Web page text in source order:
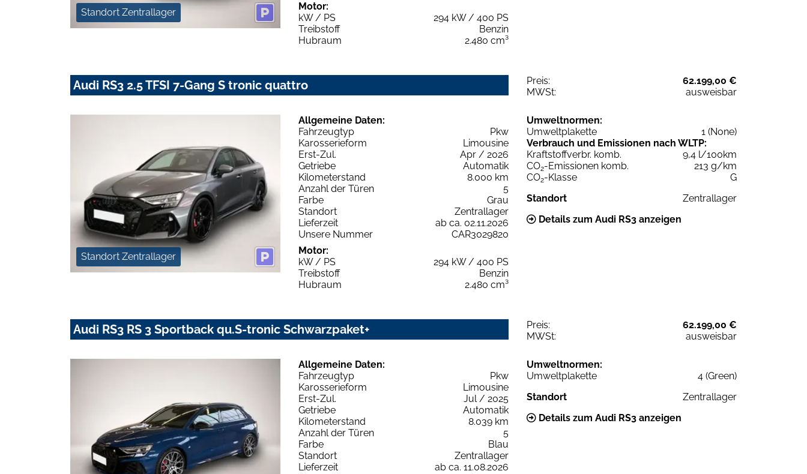
Standort Zentrallager
Motor:
kW / PS
294 kW / 400 PS
Treibstoff
Benzin
Hubraum
2.480 cm³
Audi RS3 2.5 TFSI 7-Gang S tronic quattro Preis:
62.199,00 €
MWSt:
ausweisbar
Standort Zentrallager
Allgemeine Daten:
Fahrzeugtyp
Pkw
Karosserieform
Limousine
Erst-Zul.
Apr / 2026
Getriebe
Automatik
Kilometerstand
8.000 km
Anzahl der Türen
5
Farbe
Grau
Standort
Zentrallager
Lieferzeit
ab ca. 02.11.2026
Unsere Nummer
CAR3029820
Motor:
kW / PS
294 kW / 400 PS
Treibstoff
Benzin
Hubraum
2.480 cm³
Umweltnormen:
Umweltplakette
1 (None)
Verbrauch und Emissionen nach WLTP:
Kraftstoffverbr. komb.
9,4 l/100km
CO2-Emissionen komb.
213 g/km
CO2-Klasse
G
Standort
Zentrallager
Details zum Audi RS3 anzeigen
Audi RS3 RS 3 Sportback qu.S-tronic Schwarzpaket+ Preis:
62.199,00 €
MWSt:
ausweisbar
Allgemeine Daten:
Fahrzeugtyp
Pkw
Karosserieform
Limousine
Erst-Zul.
Jul / 2025
Getriebe
Automatik
Kilometerstand
8.039 km
Anzahl der Türen
5
Farbe
Blau
Standort
Zentrallager
Lieferzeit
ab ca. 11.08.2026
Umweltnormen:
Umweltplakette
4 (Green)
Standort
Zentrallager
Details zum Audi RS3 anzeigen